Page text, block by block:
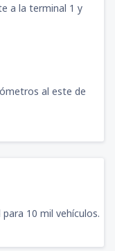
a la terminal 1 y
al este de
10 mil vehículos.